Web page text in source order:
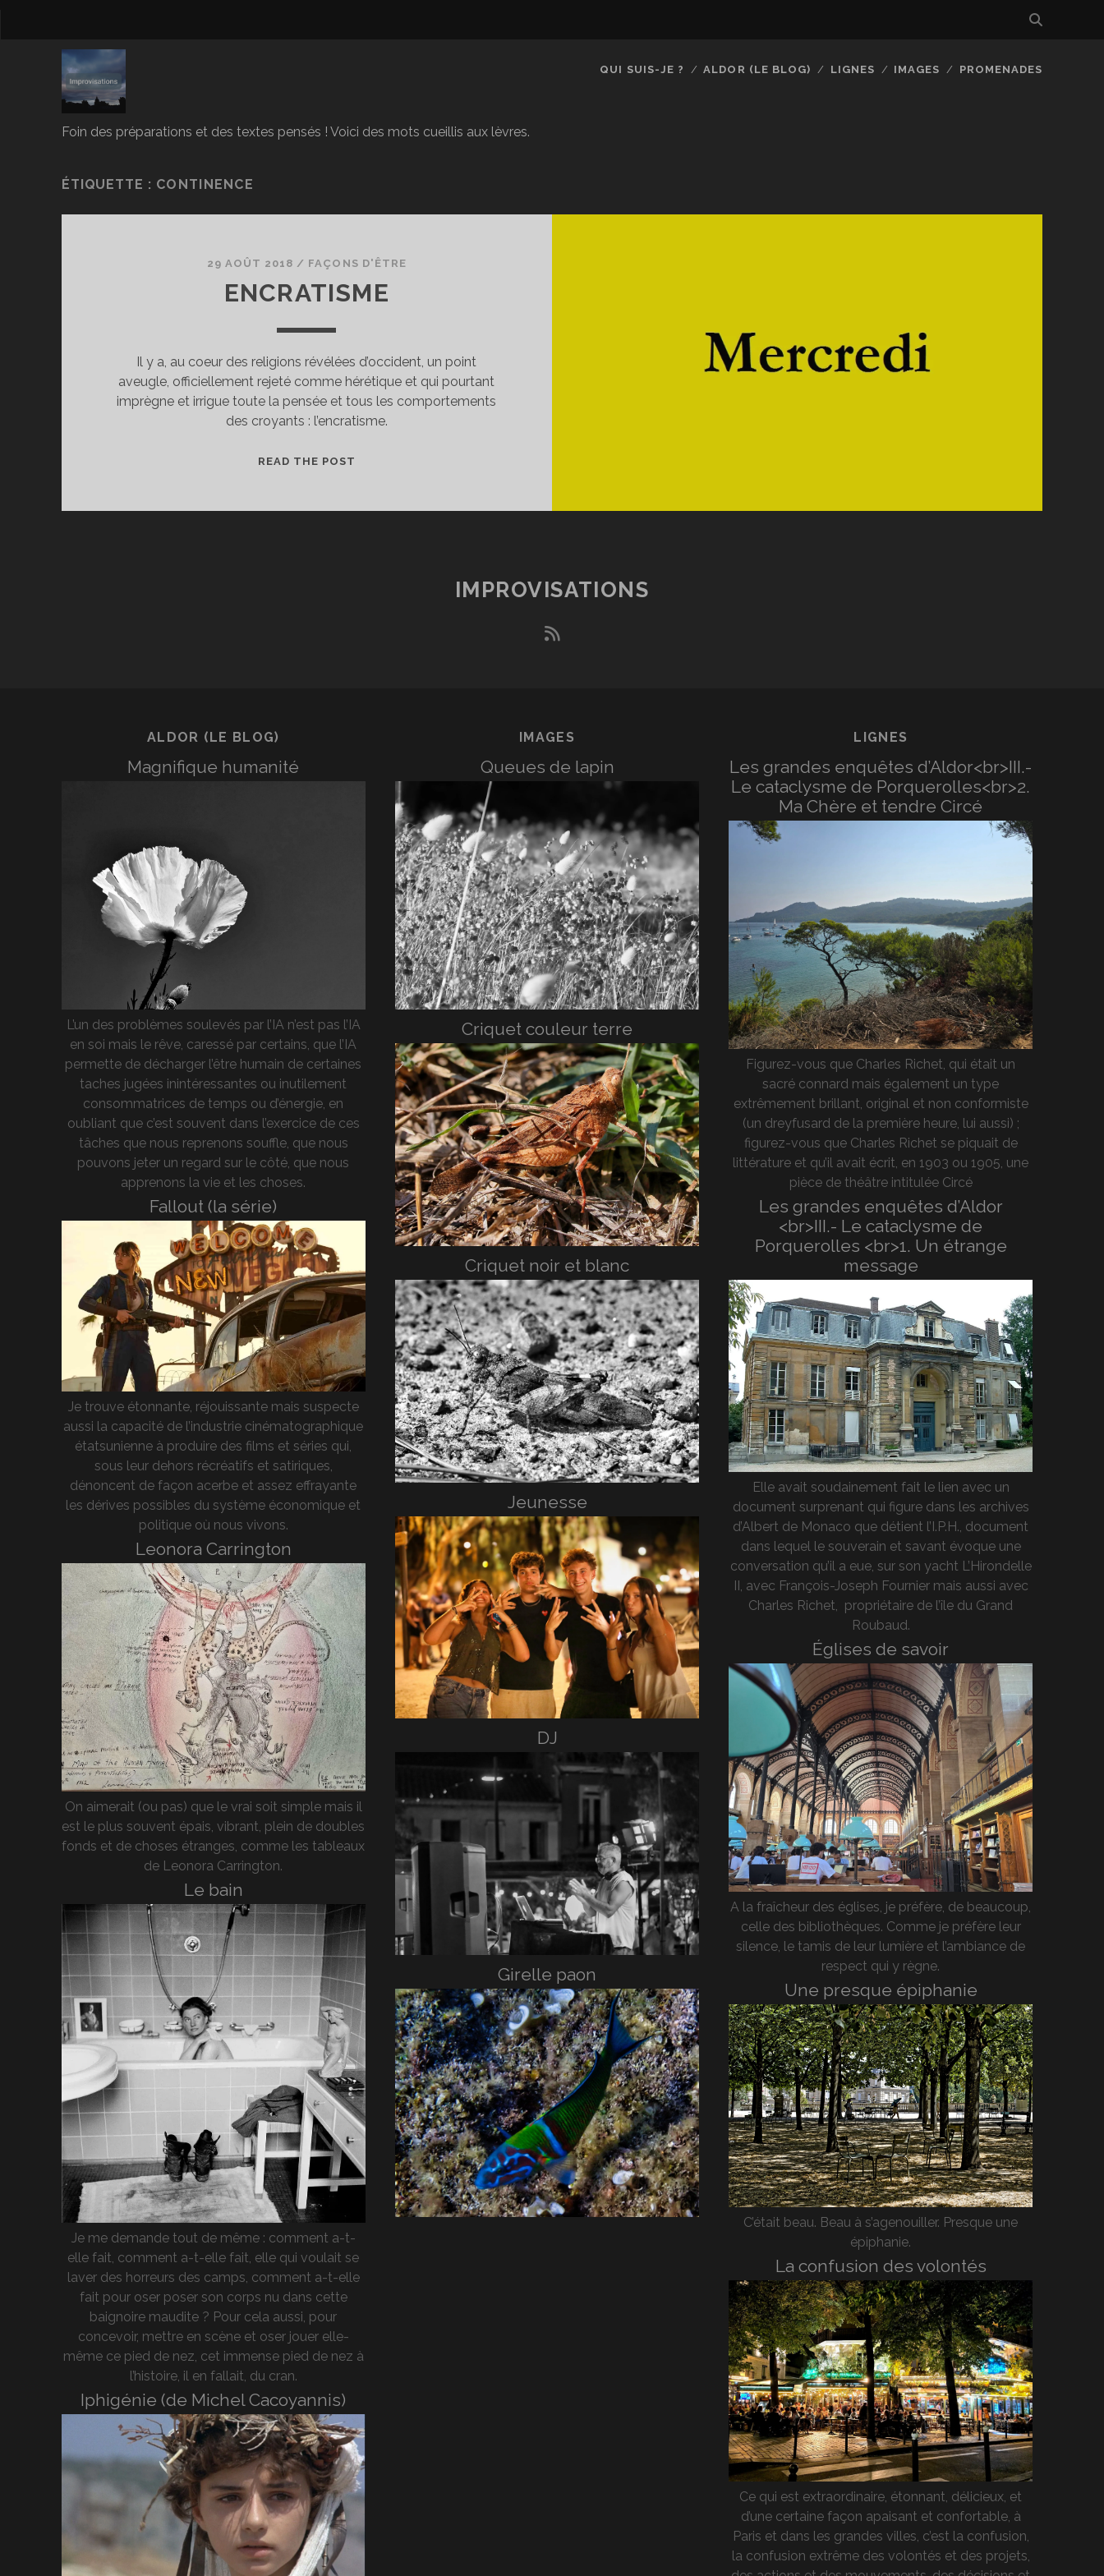
Foin des préparations et des textes pensés ! Voici des mots cueillis aux lèvres.
QUI SUIS-JE ? ALDOR (LE BLOG) LIGNES IMAGES PROMENADES
ÉTIQUETTE : CONTINENCE
29 AOÛT 2018 / FAÇONS D'ÊTRE
ENCRATISME
Il y a, au coeur des religions révélées d’occident, un point
aveugle, officiellement rejeté comme hérétique et qui pourtant
imprègne et irrigue toute la pensée et tous les comportements
des croyants : l’encratisme.
READ THE POST
IMPROVISATIONS
rss
ALDOR (LE BLOG)
Magnifique humanité
L’un des problèmes soulevés par l’IA n’est pas l’IA
en soi mais le rêve, caressé par certains, que l’IA
permette de décharger l’être humain de certaines
taches jugées inintéressantes ou inutilement
consommatrices de temps ou d’énergie, en
oubliant que c’est souvent dans l’exercice de ces
tâches que nous reprenons souffle, que nous
pouvons jeter un regard sur le côté, que nous
apprenons la vie et les choses.
Fallout (la série)
Je trouve étonnante, réjouissante mais suspecte
aussi la capacité de l’industrie cinématographique
étatsunienne à produire des films et séries qui,
sous leur dehors récréatifs et satiriques,
dénoncent de façon acerbe et assez effrayante
les dérives possibles du système économique et
politique où nous vivons.
Leonora Carrington
On aimerait (ou pas) que le vrai soit simple mais il
est le plus souvent épais, vibrant, plein de doubles
fonds et de choses étranges, comme les tableaux
de Leonora Carrington.
Le bain
Je me demande tout de même : comment a-t-
elle fait, comment a-t-elle fait, elle qui voulait se
laver des horreurs des camps, comment a-t-elle
fait pour oser poser son corps nu dans cette
baignoire maudite ? Pour cela aussi, pour
concevoir, mettre en scène et oser jouer elle-
même ce pied de nez, cet immense pied de nez à
l’histoire, il en fallait, du cran.
Iphigénie (de Michel Cacoyannis)
IMAGES
Queues de lapin
Criquet couleur terre
Criquet noir et blanc
Jeunesse
DJ
Girelle paon
LIGNES
Les grandes enquêtes d’Aldor<br>III.-
Le cataclysme de Porquerolles<br>2.
Ma Chère et tendre Circé
Figurez-vous que Charles Richet, qui était un
sacré connard mais également un type
extrêmement brillant, original et non conformiste
(un dreyfusard de la première heure, lui aussi) ;
figurez-vous que Charles Richet se piquait de
littérature et qu’il avait écrit, en 1903 ou 1905, une
pièce de théâtre intitulée Circé
Les grandes enquêtes d’Aldor
<br>III.- Le cataclysme de
Porquerolles <br>1. Un étrange
message
Elle avait soudainement fait le lien avec un
document surprenant qui figure dans les archives
d’Albert de Monaco que détient l’I.P.H., document
dans lequel le souverain et savant évoque une
conversation qu’il a eue, sur son yacht L’Hirondelle
II, avec François-Joseph Fournier mais aussi avec
Charles Richet, propriétaire de l’île du Grand
Roubaud.
Églises de savoir
A la fraîcheur des églises, je préfère, de beaucoup,
celle des bibliothèques. Comme je préfère leur
silence, le tamis de leur lumière et l’ambiance de
respect qui y règne.
Une presque épiphanie
C’était beau. Beau à s’agenouiller. Presque une
épiphanie.
La confusion des volontés
Ce qui est extraordinaire, étonnant, délicieux, et
d’une certaine façon apaisant et confortable, à
Paris et dans les grandes villes, c’est la confusion,
la confusion extrême des volontés et des projets,